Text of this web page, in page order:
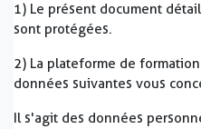
1) Le présent document
sont protégées.
2) La plateforme de
données suivantes vous
Il s'agit des données